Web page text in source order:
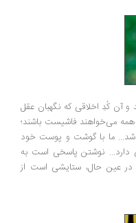
اخلاقی که نگهبان عقل
فاشیست باشند؛
با گوشت و پوست خود
نوشتن پاسخی است به
حال، ستایشی است از